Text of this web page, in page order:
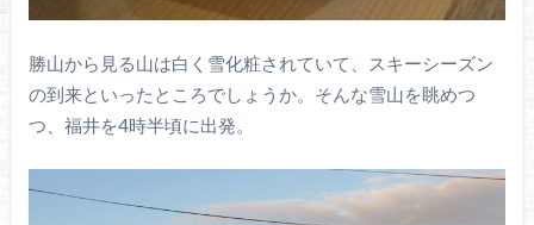
勝山から見る山は白く雪化粧されていて、スキーシーズン
の到来といったところでしょうか。そんな雪山を眺めつ
つ、福井を4時半頃に出発。